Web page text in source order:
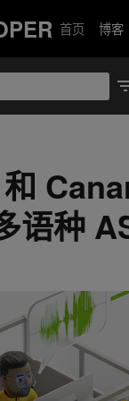
首页 博客
语种